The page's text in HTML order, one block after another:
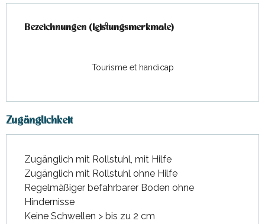
Bezeichnungen (Leistungsmerkmale)
Bezeichnungen (Leistungsmerkmale)
Tourisme et handicap
Zugänglichkeit
Zugänglich mit Rollstuhl, mit Hilfe
Zugänglich mit Rollstuhl ohne Hilfe
Regelmäßiger befahrbarer Boden ohne
Hindernisse
Keine Schwellen > bis zu 2 cm